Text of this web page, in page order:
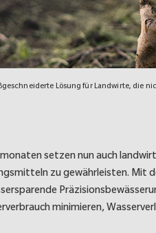
Lösung für Landwirte,
setzen nun auch
zu gewährleisten.
minimieren,